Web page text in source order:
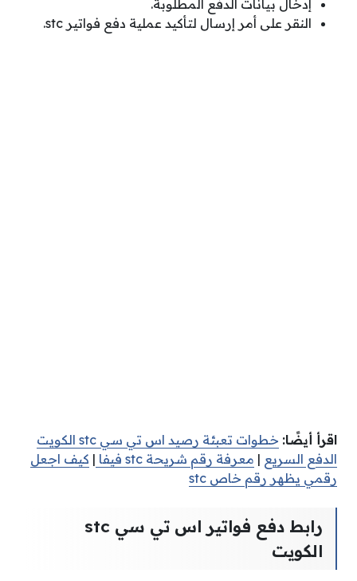
إدخال بيانات الدفع المطلوبة.
النقر على أمر إرسال لتأكيد عملية دفع فواتير stc.
اقرأ أيضًا:
خطوات تعبئة رصيد اس تي سي‎ stc ‎الكويت
الدفع السريع | معرفة رقم شريحة stc فيفا | كيف اجعل
رقمي يظهر رقم خاص stc
رابط دفع فواتير اس تي سي stc
الكويت